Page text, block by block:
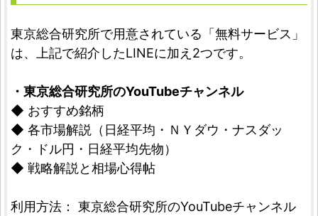
東京総合研究所で用意されている「無料サービス」
は、上記で紹介したLINEに加え2つです。
・東京総合研究所のYouTubeチャンネル
◆ おすすめ銘柄
◆ 各市場解説（日経平均・ＮＹダウ・ナスダッ
ク・ドル円・日経平均先物）
◆ 戦略解説と相場心得帖
利用方法： 東京総合研究所のYouTubeチャンネル